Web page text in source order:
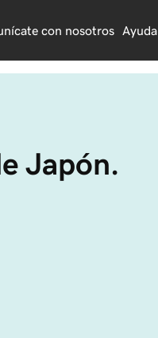
con nosotros Ayuda
Japón.